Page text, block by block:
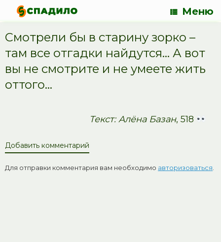
Меню
Смотрели бы в старину зорко –
там все отгадки найдутся… А вот
вы не смотрите и не умеете жить
оттого…
Текст: Алёна Базан, 518
Добавить комментарий
Для отправки комментария вам необходимо авторизоваться